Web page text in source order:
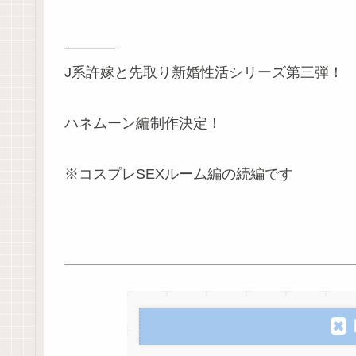
———–
J系許嫁と先取り新婚性活シリーズ第三弾！
ハネムーン編制作決定！
※コスプレSEXルーム編の続編です